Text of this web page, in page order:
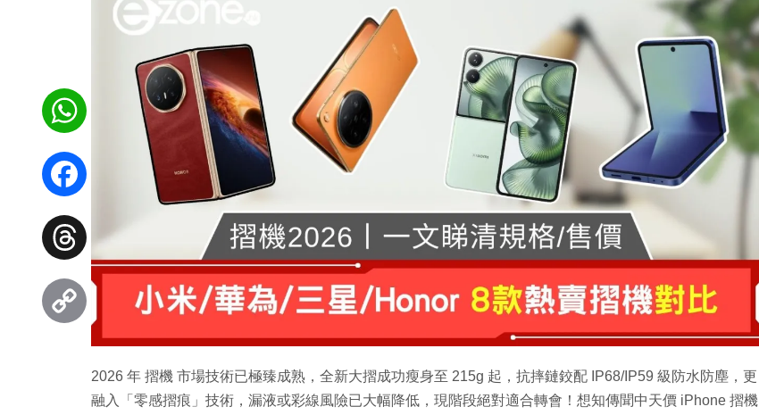
2026 年 摺機 市場技術已極臻成熟，全新大摺成功瘦身至 215g 起，抗摔鏈鉸配 IP68/IP59 級防水防塵，更
融入「零感摺痕」技術，漏液或彩線風險已大幅降低，現階段絕對適合轉會！想知傳聞中天價 iPhone 摺機
WhatsApp
Facebook
Threads
Copy
Link